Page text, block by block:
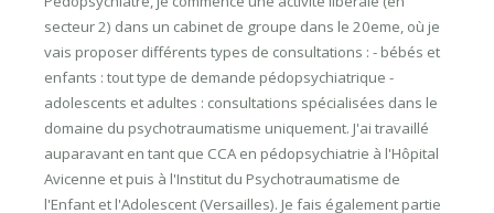
secteur 2) dans un cabinet de groupe dans le 20eme, où je
vais proposer différents types de consultations : - bébés et
enfants : tout type de demande pédopsychiatrique -
adolescents et adultes : consultations spécialisées dans le
domaine du psychotraumatisme uniquement. J'ai travaillé
auparavant en tant que CCA en pédopsychiatrie à l'Hôpital
Avicenne et puis à l'Institut du Psychotraumatisme de
l'Enfant et l'Adolescent (Versailles). Je fais également partie